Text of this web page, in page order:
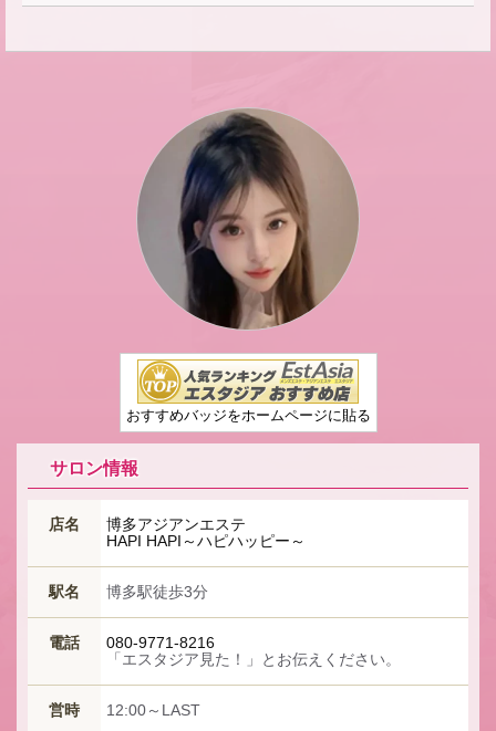
おすすめバッジをホームページに貼る
サロン情報
店名
博多アジアンエステ
HAPI HAPI～ハピハッピー～
駅名 博多駅徒歩3分
電話
080-9771-8216
「エスタジア見た！」とお伝えください。
営時 12:00～LAST